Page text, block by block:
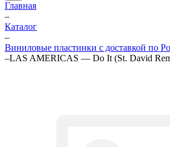
Главная
–
Каталог
–
Виниловые пластинки с доставкой по
–LAS AMERICAS — Do It (St. David